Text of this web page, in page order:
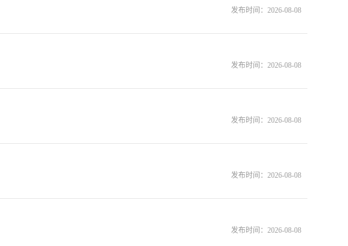
发布时间： 2026-08-08
发布时间： 2026-08-08
发布时间： 2026-08-08
发布时间： 2026-08-08
发布时间： 2026-08-08